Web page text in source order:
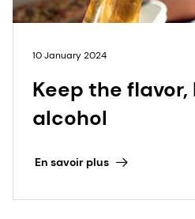
10 January 2024
Keep the
alcohol
En savoir plus